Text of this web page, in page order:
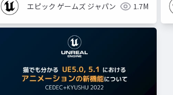
エピック ゲームズ ジャパン 1.7M